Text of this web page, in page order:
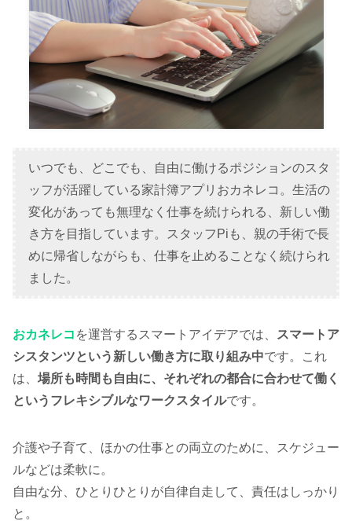
いつでも、どこでも、自由に働けるポジションのスタ
ッフが活躍している家計簿アプリおカネレコ。生活の
変化があっても無理なく仕事を続けられる、新しい働
き方を目指しています。スタッフPiも、親の手術で長
めに帰省しながらも、仕事を止めることなく続けられ
ました。
おカネレコ を運営するスマートアイデアでは、
スマートア
シスタンツという新しい働き方に取り組み中です。これ
は、 場所も時間も自由に、それぞれの都合に合わせて働く
というフレキシブルなワークスタイルです。
介護や子育て、ほかの仕事との両立のために、スケジュー
ルなどは柔軟に。
自由な分、ひとりひとりが自律自走して、責任はしっかり
と。